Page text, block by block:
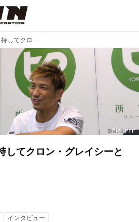
所英男！ 満を持してクロン・グレイシーとの一戦へ！
てクロン・グレイシーと
インタビュー